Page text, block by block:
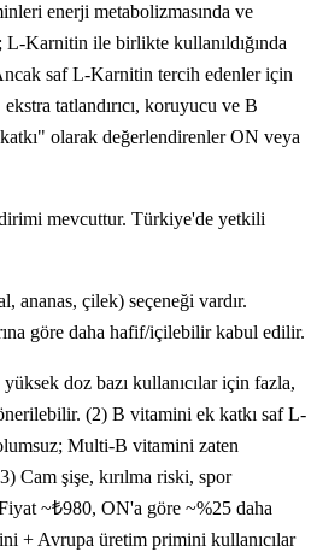
enerji metabolizmasında ve
Karnitin ile birlikte kullanıldığında
saf L-Karnitin tercih edenler için
tatlandırıcı, koruyucu ve B
olarak değerlendirenler ON veya
mevcuttur. Türkiye'de yetkili
ananas, çilek) seçeneği vardır.
göre daha hafif/içilebilir kabul edilir.
doz bazı kullanıcılar için fazla,
(2) B vitamini ek katkı saf L-
Multi-B vitamini zaten
Cam şişe, kırılma riski, spor
~₺980, ON'a göre ~%25 daha
+ Avrupa üretim primini kullanıcılar